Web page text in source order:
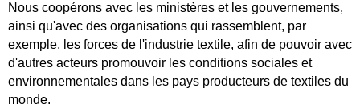
Nous coopérons avec les ministères et les gouvernements,
ainsi qu'avec des organisations qui rassemblent, par
exemple, les forces de l'industrie textile, afin de pouvoir avec
d'autres acteurs promouvoir les conditions sociales et
environnementales dans les pays producteurs de textiles du
monde.